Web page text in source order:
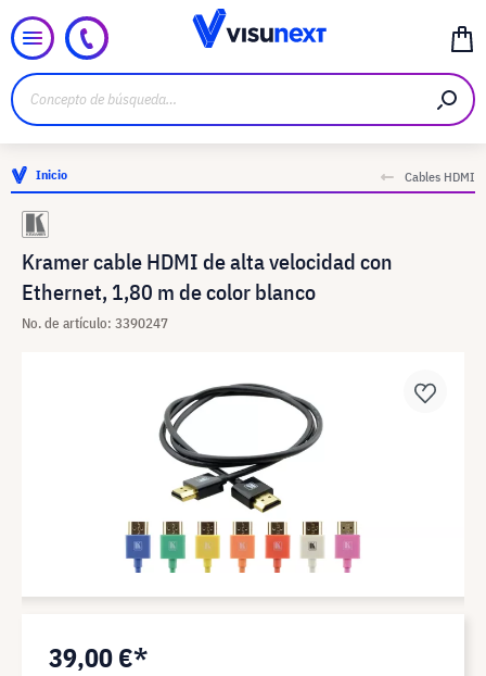
Inicio Cables HDMI
Kramer cable HDMI de alta velocidad con
Ethernet, 1,80 m de color blanco
No. de artículo: 3390247
39,00 €*